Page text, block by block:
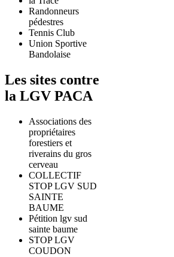
Randonneurs
pédestres
Tennis Club
Union Sportive
Bandolaise
Les sites contre
la LGV PACA
Associations des
propriétaires
forestiers et
riverains du gros
cerveau
COLLECTIF
STOP LGV SUD
SAINTE
BAUME
Pétition lgv sud
sainte baume
STOP LGV
COUDON